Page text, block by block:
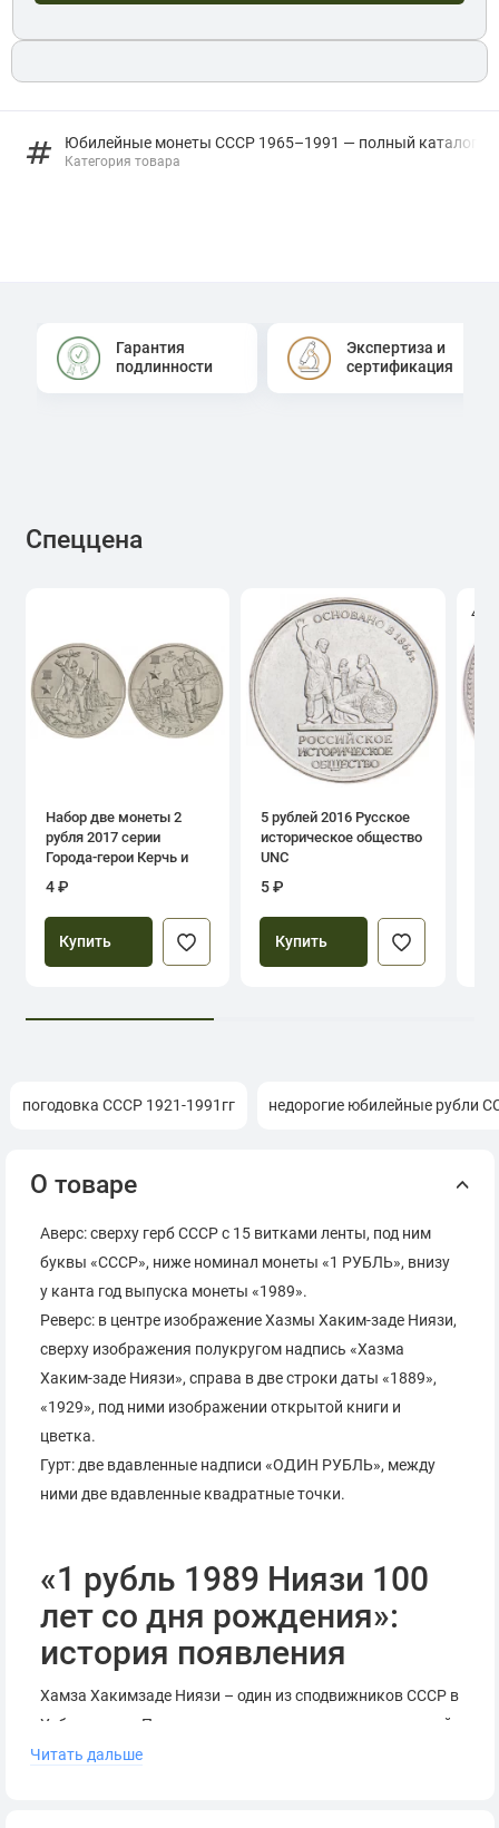
Юбилейные монеты СССР 1965–1991 — полный каталог
Категория товара
Гарантия
подлинности
Экспертиза и
сертификация
Спеццена
Набор две монеты 2
рубля 2017 серии
Города-герои Керчь и
Севастополь
4 ₽
Купить
5 рублей 2016 Русское
историческое общество
UNC
5 ₽
Купить
4.0
погодовка СССР 1921-1991гг недорогие юбилейные рубли
О товаре
Аверс: сверху герб СССР с 15 витками ленты, под ним
буквы «СССР», ниже номинал монеты «1 РУБЛЬ», внизу
у канта год выпуска монеты «1989».
Реверс: в центре изображение Хазмы Хаким-заде Ниязи,
сверху изображения полукругом надпись «Хазма
Хаким-заде Ниязи», справа в две строки даты «1889»,
«1929», под ними изображении открытой книги и
цветка.
Гурт: две вдавленные надписи «ОДИН РУБЛЬ», между
ними две вдавленные квадратные точки.
«1 рубль 1989 Ниязи 100
лет со дня рождения»:
история появления
Хамза Хакимзаде Ниязи – один из сподвижников СССР в
Узбекистане. Поэт стал основателем социалистической
литературы в своей стране. Выступал против власти
Читать дальше